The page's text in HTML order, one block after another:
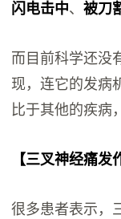
闪电击中、被刀
而目前科学还没
现，连它的发病
比于其他的疾病
【三叉神经痛发
很多患者表示，